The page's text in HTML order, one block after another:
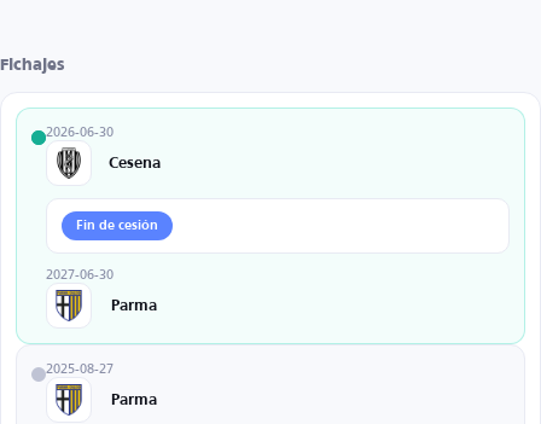
Fichajes
2026-06-30
Cesena
Fin de cesión
2027-06-30
Parma
2025-08-27
Parma